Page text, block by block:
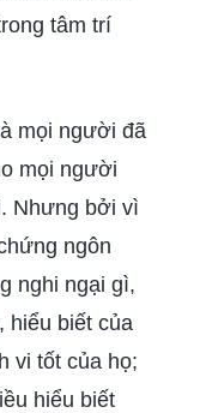
tâm trí
mọi người đã
mọi người
Nhưng bởi vì
ngôn
nghi ngại gì,
hiểu biết của
vi tốt của họ;
hiểu biết